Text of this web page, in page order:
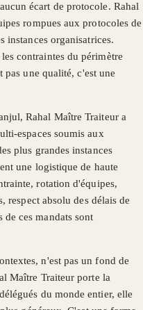
écart de protocole. Rahal
rompues aux protocoles de
instances organisatrices.
contraintes du périmètre
une qualité, c'est une
Rahal Maître Traiteur a
espaces soumis aux
plus grandes instances
une logistique de haute
rotation d'équipes,
respect absolu des délais de
de ces mandats sont
n'est pas un fond de
Maître Traiteur porte la
du monde entier, elle